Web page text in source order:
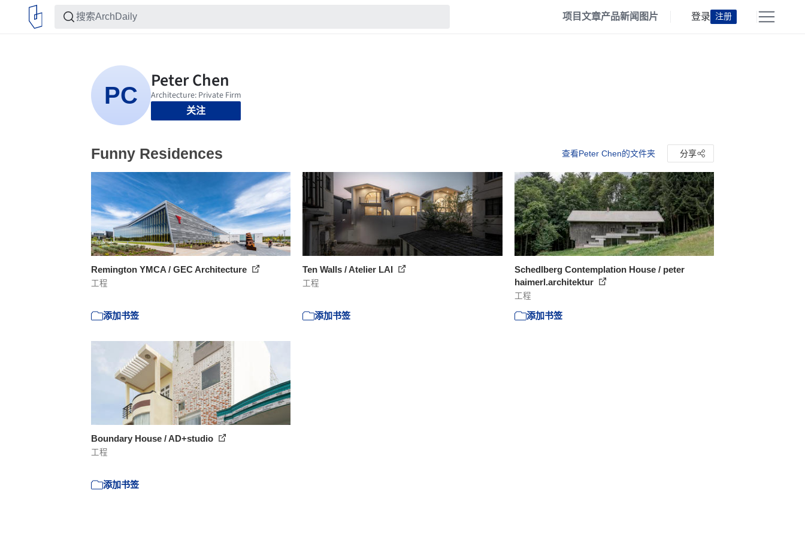
项目文章产品新闻 图片 登录 注册
关注
Funny Residences 查看Peter Chen的文件夹 分享
Remington YMCA / GEC Architecture
工程
添加书签
Ten Walls / Atelier LAI
工程
添加书签
Schedlberg Contemplation House / peter
haimerl.architektur
工程
添加书签
Boundary House / AD+studio
工程
添加书签